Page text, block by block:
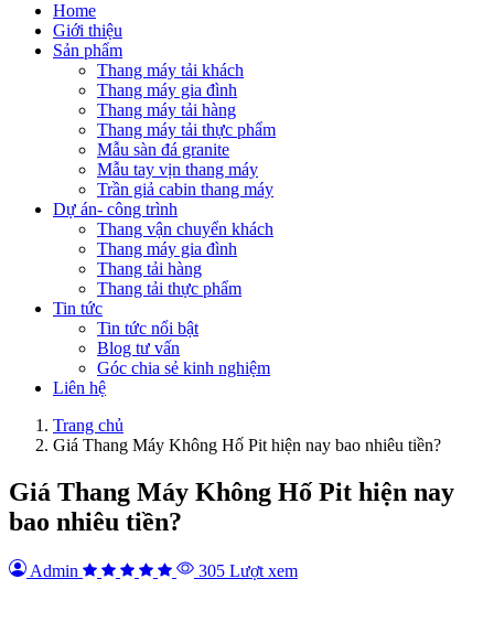
Home
Giới thiệu
Sản phẩm
Thang máy tải khách
Thang máy gia đình
Thang máy tải hàng
Thang máy tải thực phẩm
Mẫu sàn đá granite
Mẫu tay vịn thang máy
Trần giả cabin thang máy
Dự án- công trình
Thang vận chuyển khách
Thang máy gia đình
Thang tải hàng
Thang tải thực phẩm
Tin tức
Tin tức nổi bật
Blog tư vấn
Góc chia sẻ kinh nghiệm
Liên hệ
Trang chủ
Giá Thang Máy Không Hố Pit hiện nay bao nhiêu tiền?
Giá Thang Máy Không Hố Pit hiện nay
bao nhiêu tiền?
Admin 305 Lượt xem